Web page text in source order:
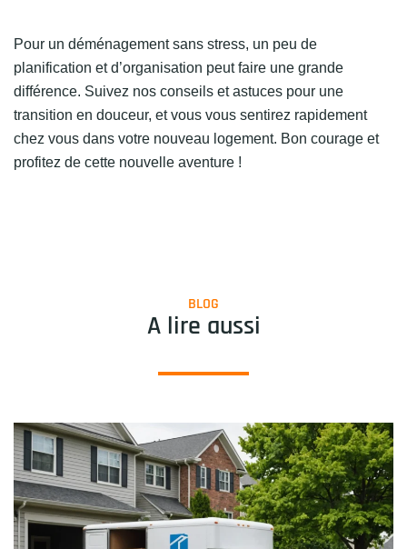
Pour un déménagement sans stress, un peu de
planification et d’organisation peut faire une grande
différence. Suivez nos conseils et astuces pour une
transition en douceur, et vous vous sentirez rapidement
chez vous dans votre nouveau logement. Bon courage et
profitez de cette nouvelle aventure !
BLOG
A lire aussi